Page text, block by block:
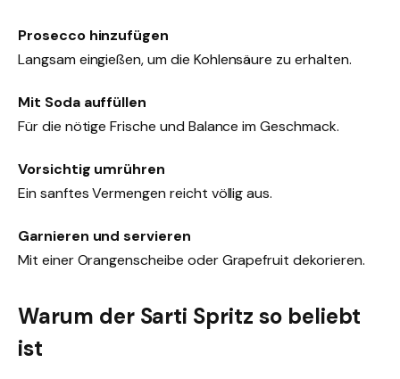
Prosecco hinzufügen
Langsam eingießen, um die Kohlensäure zu erhalten.
Mit Soda auffüllen
Für die nötige Frische und Balance im Geschmack.
Vorsichtig umrühren
Ein sanftes Vermengen reicht völlig aus.
Garnieren und servieren
Mit einer Orangenscheibe oder Grapefruit dekorieren.
Warum der Sarti Spritz so beliebt
ist